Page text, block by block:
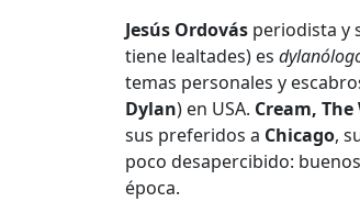
Jesús Ordovás periodista y
tiene lealtades) es
temas personales y
Dylan) en USA. Cream,
sus preferidos a Chicago,
poco desapercibido:
época.